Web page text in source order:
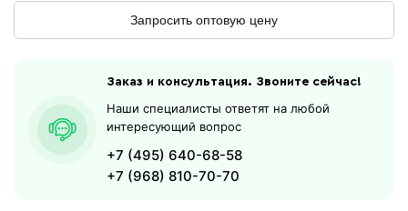
Запросить оптовую цену
Заказ и консультация. Звоните сейчас!
Наши специалисты ответят на любой
интересующий вопрос
+7 (495) 640-68-58
+7 (968) 810-70-70